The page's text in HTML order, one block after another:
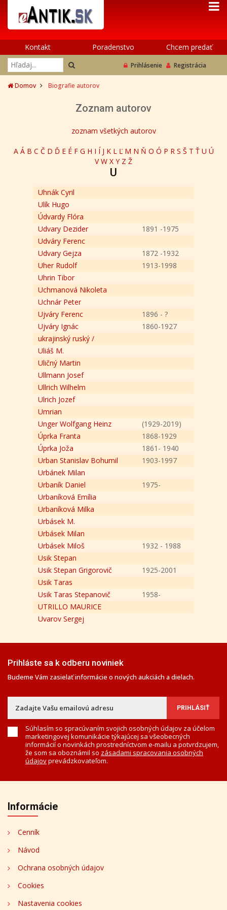
Kontakt Poradenstvo Chcem predať
Prihlásenie Registrácia
Domov Biografie autorov
Zoznam autorov
zoznam všetkých autorov
A Á B C Č D Ď E É F G H I Í J K L Ľ M N Ň O Ó P R S Š T Ť U Ú
V W X Y Z Ž
U
Uhnák Cyril
Ulík Hugo
Údvardy Flóra
Udvary Dezider
1891 -1975
Udváry Ferenc
Udvary Gejza
1872 -1932
Uher Rudolf
1913-1998
Uhrin Tibor
Uchmanová Nikoleta
Uchnár Peter
Ujváry Ferenc
1896 - ?
Ujváry Ignác
1860-1927
ukrajinský ruský /
Uliáš M.
Uličný Martin
Ullmann Josef
Ullrich Wilhelm
Ulrich Jozef
Umrian
Unger Wolfgang Heinz
(1929-2019)
Úprka Franta
1868-1929
Úprka Joža
1861- 1940
Urban Stanislav Bohumil
1903-1997
Urbánek Milan
Urbaník Daniel
1975-
Urbaníková Emília
Urbaníková Milka
Urbásek M.
Urbásek Milan
Urbásek Miloš
1932 - 1988
Usik Stepan
Usik Stepan Grigorovič
1925-2001
Usik Taras
Usik Taras Stepanovič
1958-
UTRILLO MAURICE
Uvarov Sergej
Prihláste sa k odberu noviniek
Budeme Vám zasielať informácie o nových aukciách a dielach.
Súhlasím so spracúvaním svojich osobných údajov za účelom
marketingovej komunikácie týkajúcej sa všeobecných
informácií o novinkách prostredníctvom e-mailu a potvrdzujem,
že som sa oboznámil so zásadami spracovania osobných
údajovprevádzkovateľom.
Informácie
Cenník
Návod
Ochrana osobných údajov
Cookies
Nastavenia cookies